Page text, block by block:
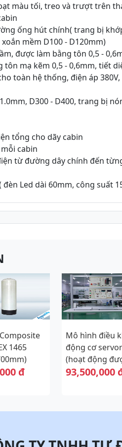
màu tối, treo và trượt trên
ống hút chính( trang bị
mềm D100 - D120mm)
được làm bằng tôn 0,5 -
mạ kẽm 0,5 - 0,6mm, tiết
toàn hệ thống, điện áp
D300 - D400, trang bị
tổng cho dãy cabin
cabin
từ đường dây chính đến
Led dài 60mm, công suất
1465
đ
Mô hình điều
động cơ servor
(hoạt động
93,500,000